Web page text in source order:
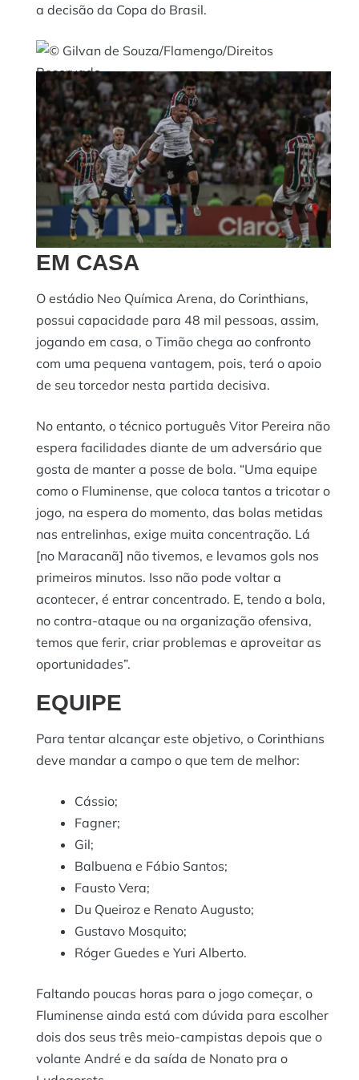
a decisão da Copa do Brasil.
© Gilvan de Souza/Flamengo/Direitos Reservado
Até o momento da Copa do Brasil o Corinthians
eliminou Portuguesa-RJ, Santos e Atlético-GO na
terceira fase. Já o Fluminense, também entrou na
terceira fase, e deixou para trás Vila Nova-GO,
Cruzeiro e Fortaleza.
EM CASA
O estádio Neo Química Arena, do Corinthians,
possui capacidade para 48 mil pessoas, assim,
jogando em casa, o Timão chega ao confronto
com uma pequena vantagem, pois, terá o apoio
de seu torcedor nesta partida decisiva.
No entanto, o técnico português Vitor Pereira não
espera facilidades diante de um adversário que
gosta de manter a posse de bola. “Uma equipe
como o Fluminense, que coloca tantos a tricotar o
jogo, na espera do momento, das bolas metidas
nas entrelinhas, exige muita concentração. Lá
[no Maracanã] não tivemos, e levamos gols nos
primeiros minutos. Isso não pode voltar a
acontecer, é entrar concentrado. E, tendo a bola,
no contra-ataque ou na organização ofensiva,
temos que ferir, criar problemas e aproveitar as
oportunidades”.
EQUIPE
Para tentar alcançar este objetivo, o Corinthians
deve mandar a campo o que tem de melhor:
Cássio;
Fagner;
Gil;
Balbuena e Fábio Santos;
Fausto Vera;
Du Queiroz e Renato Augusto;
Gustavo Mosquito;
Róger Guedes e Yuri Alberto.
Faltando poucas horas para o jogo começar, o
Fluminense ainda está com dúvida para escolher
dois dos seus três meio-campistas depois que o
volante André e da saída de Nonato pra o